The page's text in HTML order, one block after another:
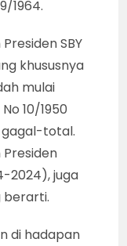
1964.
SBY
khususnya
mulai
10/1950
total.
2024), juga
berarti.
di hadapan